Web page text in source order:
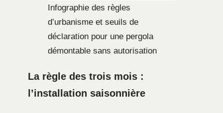
Infographie des règles
d’urbanisme et seuils de
déclaration pour une pergola
démontable sans autorisation
La règle des trois mois :
l’installation saisonnière